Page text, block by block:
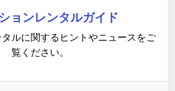
ョンレンタルガイド
ルに関するヒントやニュースをご
覧ください。